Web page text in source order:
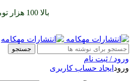
بالا 100 هزار تومان
جستجو
ورود / ثبت نام
ورود ایجاد حساب کاربری